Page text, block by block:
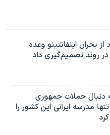
از بحران اینفانتینو وعده
در روند تصمیم‌گیری داد
دنبال حملات جمهوری
مدرسه ایرانی این کشور را